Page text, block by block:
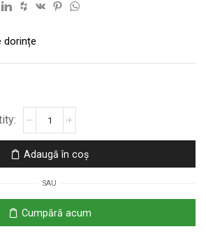
dorințe
PC
Modern
pentru
Tastatură
Adaugă în coș
SAU
Cumpără acum